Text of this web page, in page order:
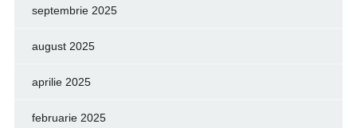
septembrie 2025
august 2025
aprilie 2025
februarie 2025